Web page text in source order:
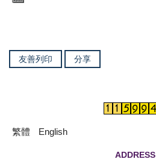
友善列印 分享
繁體 English
ADDRESS